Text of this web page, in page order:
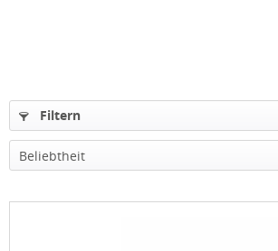
Filtern
Beliebtheit